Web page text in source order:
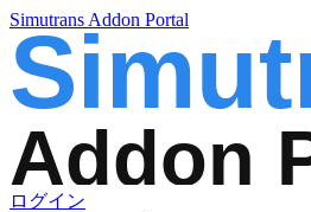
Simutrans Addon Portal
ログイン